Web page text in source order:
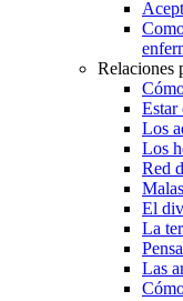
Relaciones
Estar
Los
Los
Red
El
La
Las